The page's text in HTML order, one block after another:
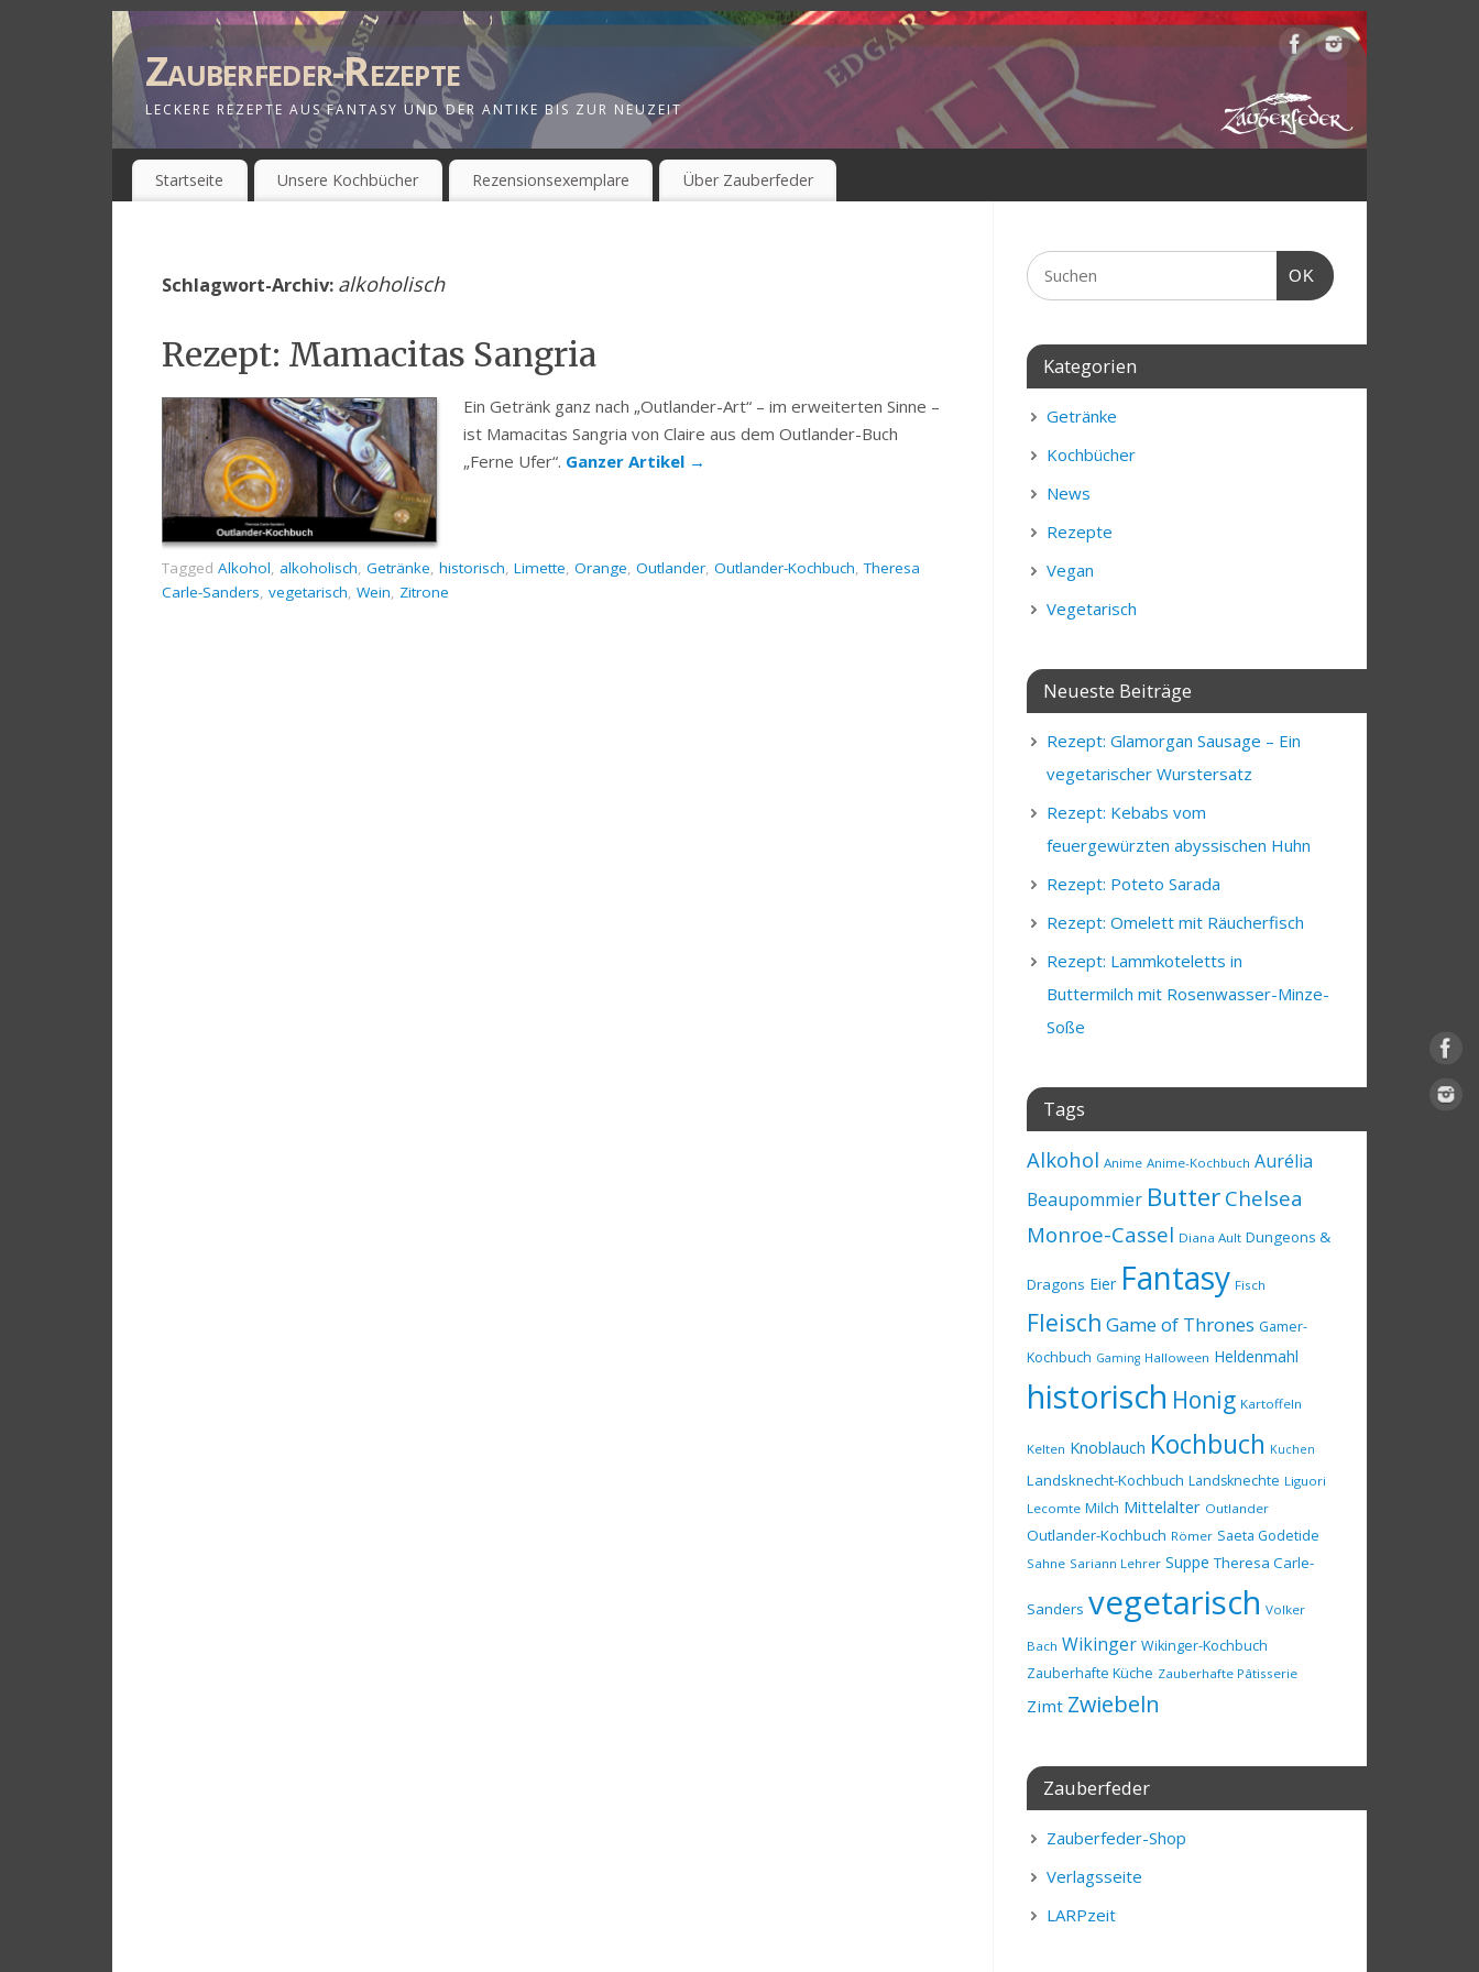
Zauberfeder-Rezepte
LECKERE REZEPTE AUS FANTASY UND DER ANTIKE BIS ZUR NEUZEIT
Startseite Unsere Kochbücher Rezensionsexemplare Über Zauberfeder
Schlagwort-Archiv: alkoholisch
Rezept: Mamacitas Sangria
Ein Getränk ganz nach „Outlander-Art“ – im erweiterten Sinne –
ist Mamacitas Sangria von Claire aus dem Outlander-Buch
„Ferne Ufer“. Ganzer Artikel →
Tagged Alkohol, alkoholisch, Getränke, historisch, Limette, Orange, Outlander, Outlander-Kochbuch,Theresa
Carle-Sanders, vegetarisch, Wein, Zitrone
OK
Kategorien
Getränke
Kochbücher
News
Rezepte
Vegan
Vegetarisch
Neueste Beiträge
Rezept: Glamorgan Sausage – Ein
vegetarischer Wurstersatz
Rezept: Kebabs vom
feuergewürzten abyssischen Huhn
Rezept: Poteto Sarada
Rezept: Omelett mit Räucherfisch
Rezept: Lammkoteletts in
Buttermilch mit Rosenwasser-Minze-
Soße
Tags
Alkohol Anime Anime-Kochbuch Aurélia
Beaupommier ButterChelsea
Monroe-Cassel Diana Ault Dungeons &
Dragons Eier Fantasy Fisch
Fleisch Game of Thrones Gamer-
Kochbuch Gaming Halloween Heldenmahl
historisch Honig Kartoffeln
Kelten Knoblauch Kochbuch Kuchen
Landsknecht-Kochbuch Landsknechte Liguori
Lecomte Milch Mittelalter Outlander
Outlander-Kochbuch Römer Saeta Godetide
Sahne Sariann Lehrer Suppe Theresa Carle-
Sanders vegetarisch Volker
Bach Wikinger Wikinger-Kochbuch
Zauberhafte Küche Zauberhafte Pâtisserie
Zimt Zwiebeln
Zauberfeder
Zauberfeder-Shop
Verlagsseite
LARPzeit